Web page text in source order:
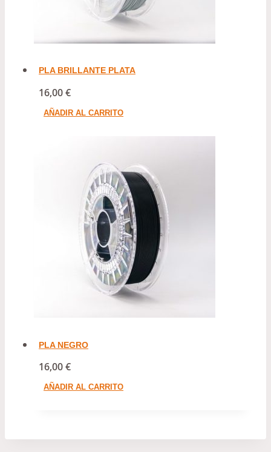
PLA BRILLANTE PLATA
16,00€
AÑADIR AL CARRITO
PLA NEGRO
16,00€
AÑADIR AL CARRITO